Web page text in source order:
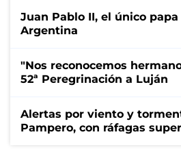
Juan Pablo II, el único
Argentina
"Nos reconocemos
52ª Peregrinación a Luján
Alertas por viento y
Pampero, con ráfagas